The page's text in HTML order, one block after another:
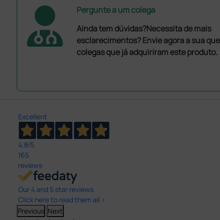
Pergunte a um colega
Ainda tem dúvidas?Necessita de mais
esclarecimentos? Envie agora a sua
colegas que já adquiriram este produto.
Excellent
4,8/5
165
reviews
Our 4 and 5 star reviews.
Click here to read them all >
Previous Next